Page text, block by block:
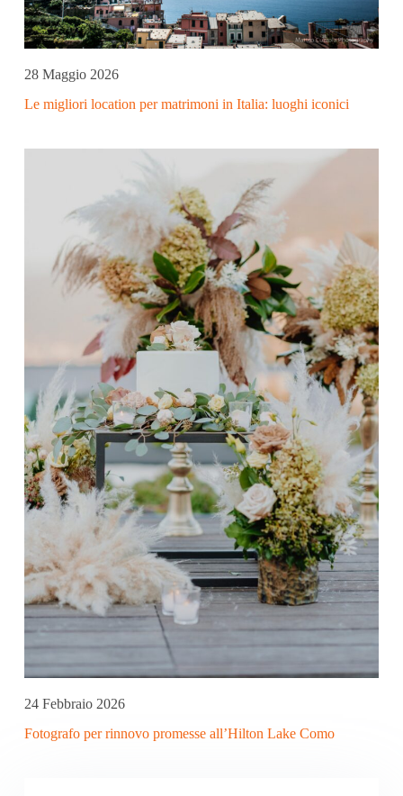
28 Maggio 2026
Le migliori location per matrimoni in Italia: luoghi iconici
24 Febbraio 2026
Fotografo per rinnovo promesse all’Hilton Lake Como